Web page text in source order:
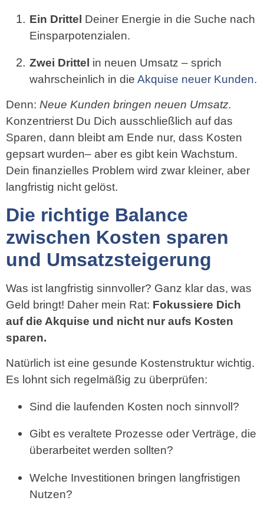
Ein Drittel Deiner Energie in die Suche nach
Einsparpotenzialen.
Zwei Drittel in neuen Umsatz – sprich
wahrscheinlich in die Akquise neuer Kunden.
Denn: Neue Kunden bringen neuen Umsatz.
Konzentrierst Du Dich ausschließlich auf das
Sparen, dann bleibt am Ende nur, dass Kosten
gepsart wurden– aber es gibt kein Wachstum.
Dein finanzielles Problem wird zwar kleiner, aber
langfristig nicht gelöst.
Die richtige Balance
zwischen Kosten sparen
und Umsatzsteigerung
Was ist langfristig sinnvoller? Ganz klar das, was
Geld bringt! Daher mein Rat: Fokussiere Dich
auf die Akquise und nicht nur aufs Kosten
sparen.
Natürlich ist eine gesunde Kostenstruktur wichtig.
Es lohnt sich regelmäßig zu überprüfen:
Sind die laufenden Kosten noch sinnvoll?
Gibt es veraltete Prozesse oder Verträge, die
überarbeitet werden sollten?
Welche Investitionen bringen langfristigen
Nutzen?